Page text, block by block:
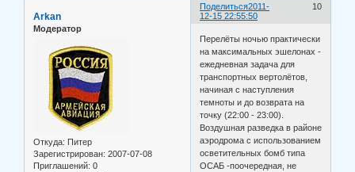
Поделиться 10
2011-
12-15 22:55:50
Arkan
Модератор
Откуда: Питер
Зарегистрирован: 2007-07-08
Приглашений: 0
Перелёты ночью практически
на максимальных эшелонах -
ежедневная задача для
транспортных вертолётов,
начиная с наступления
темноты и до возврата на
точку (22:00 - 23:00).
Воздушная разведка в районе
аэродрома с использованием
осветительных бомб типа
ОСАБ -поочередная, не